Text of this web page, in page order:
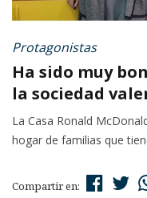
Protagonistas
Ha sido muy
la sociedad
La Casa Ronald
hogar de familias que
Compartir en: